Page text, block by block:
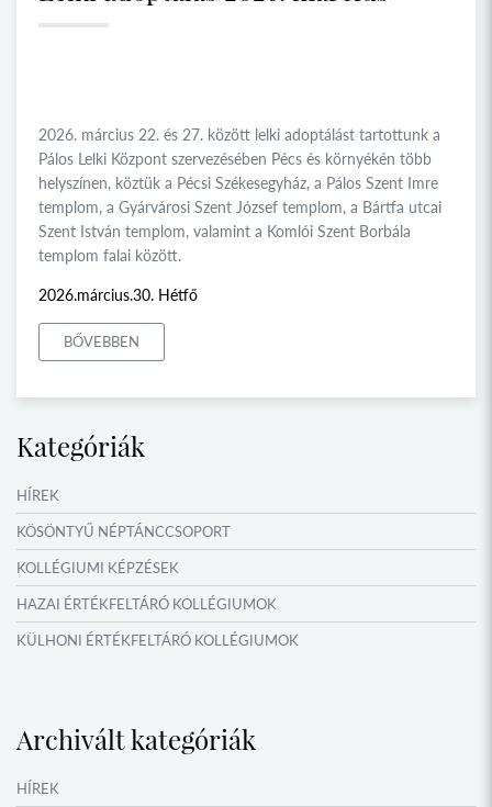
2026. március 22. és 27. között lelki adoptálást tartottunk a
Pálos Lelki Központ szervezésében Pécs és környékén több
helyszínen, köztük a Pécsi Székesegyház, a Pálos Szent Imre
templom, a Gyárvárosi Szent József templom, a Bártfa utcai
Szent István templom, valamint a Komlói Szent Borbála
templom falai között.
2026.március.30. Hétfő
BŐVEBBEN
Kategóriák
HÍREK
KÖSÖNTYŰ NÉPTÁNCCSOPORT
KOLLÉGIUMI KÉPZÉSEK
HAZAI ÉRTÉKFELTÁRÓ KOLLÉGIUMOK
KÜLHONI ÉRTÉKFELTÁRÓ KOLLÉGIUMOK
IDŐSZAKI KIÁLLÍTÁSOK
NYÁRI TÁBOROK
Archivált kategóriák
HÍREK